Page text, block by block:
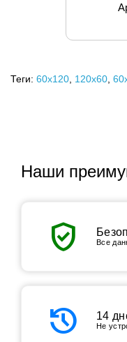
Теги: 60x120 120х60
Наши
verified_user Все
history 14
Не